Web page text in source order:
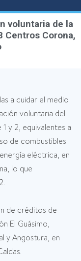
voluntaria de la
Centros Corona,
a cuidar el medio
voluntaria del
y 2, equivalentes a
de combustibles
eléctrica, en
lo que
de créditos de
El Guásimo,
y Angostura, en